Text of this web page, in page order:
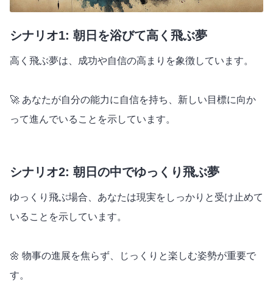
シナリオ1: 朝日を浴びて高く飛ぶ夢
高く飛ぶ夢は、成功や自信の高まりを象徴しています。
🚀 あなたが自分の能力に自信を持ち、新しい目標に向か
って進んでいることを示しています。
シナリオ2: 朝日の中でゆっくり飛ぶ夢
ゆっくり飛ぶ場合、あなたは現実をしっかりと受け止めて
いることを示しています。
🌼 物事の進展を焦らず、じっくりと楽しむ姿勢が重要で
す。